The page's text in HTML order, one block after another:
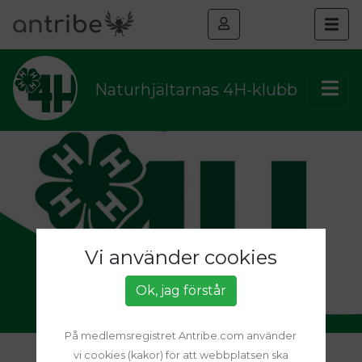
Naturhjältarnas 4H-klubb
Vi använder cookies
Ok, jag förstår
På medlemsregistret Antribe.com använder
vi cookies (kakor) för att webbplatsen ska